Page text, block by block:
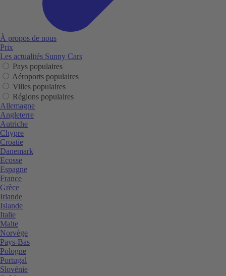
À propos de nous
Prix
Les actualités Sunny Cars
Pays populaires
Aéroports populaires
Villes populaires
Régions populaires
Allemagne
Angleterre
Autriche
Chypre
Croatie
Danemark
Ecosse
Espagne
France
Grèce
Irlande
Islande
Italie
Malte
Norvège
Pays-Bas
Pologne
Portugal
Slovénie